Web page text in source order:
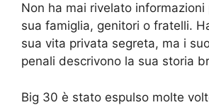
Non ha mai rivelato informazioni
sua famiglia, genitori o fratelli.
sua vita privata segreta, ma i
penali descrivono la sua storia
Big 30 è stato espulso molte